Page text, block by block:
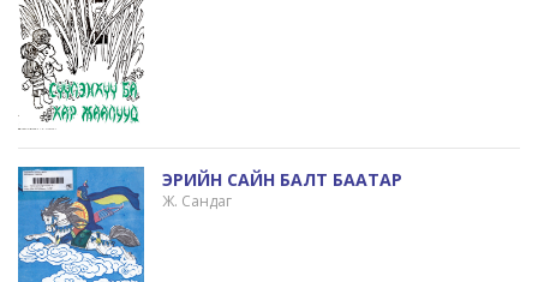
ЭРИЙН САЙН БАЛТ БААТАР
Ж. Сандаг